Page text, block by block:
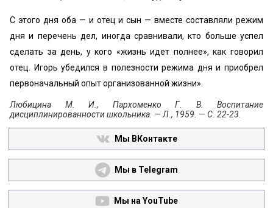
С этого дня оба — и отец и сын — вместе составляли режим
дня и перечень дел, иногда сравнивали, кто больше успел
сделать за день, у кого «жизнь идет пол­нее», как говорил
отец. Игорь убедился в полезности ре­жима дня и приобрел
первоначальный опыт организо­ванной жизни».
Любицина М. И., Пархоменко Г. В. Воспитание
дисциплинированности школьника. — Л., 1959. — С. 22-23.
Мы ВКонтакте
Мы в Telegram
Мы на YouTube